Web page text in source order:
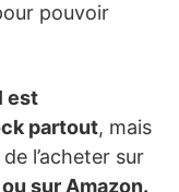
pouvoir
est
partout, mais
l’acheter sur
sur Amazon.